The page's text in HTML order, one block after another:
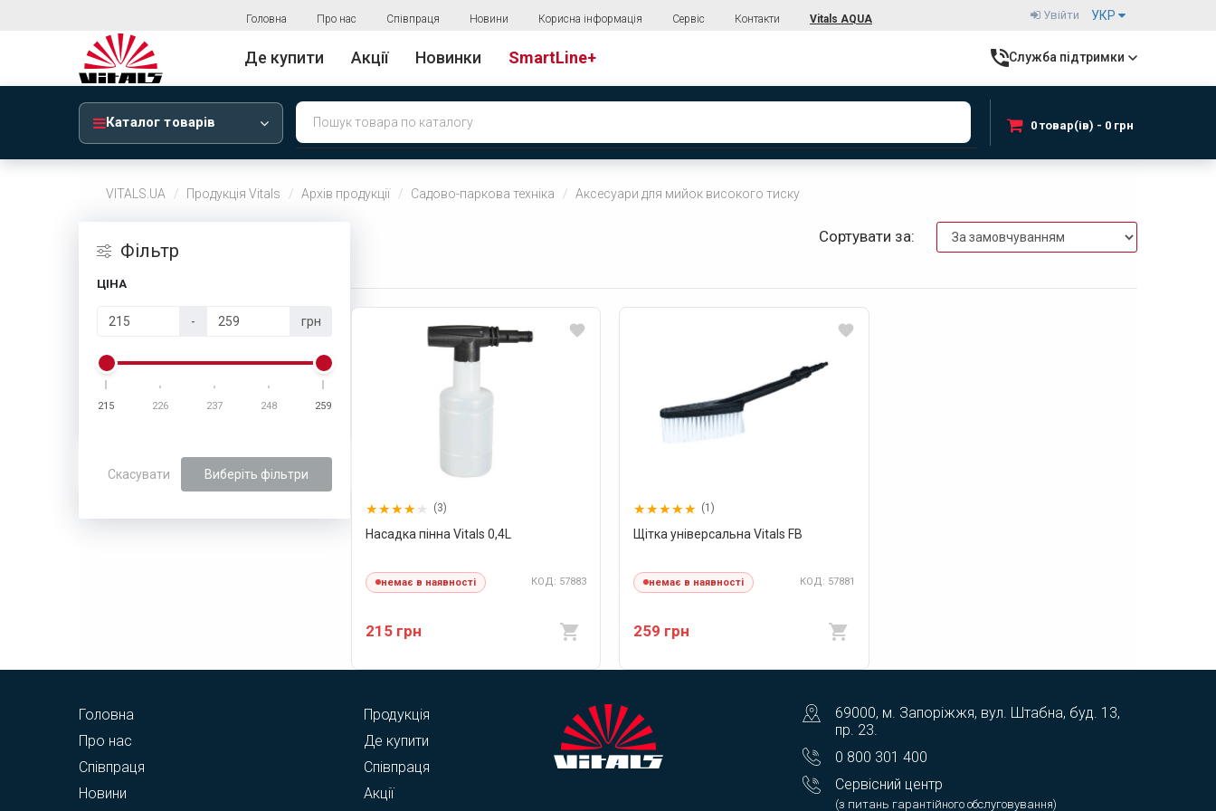
Головна Про нас Співпраця Новини Корисна інформація Сервіс Контакти Vitals AQUA УКР
Увійти
Де купити Акції Новинки SmartLine+ Служба підтримки
Каталог товарів 0 товар(ів) - 0 грн
VITALS.UA Продукція Vitals Архів продукції Садово-паркова техніка Аксесуари для мийок високого тиску
Фiльтр
ЦІНА
- грн
215 226 237 248 259
Скасувати Виберіть фільтри
Сортувати за:
(3)
Насадка пінна Vitals 0,4L
немає в наявності КОД: 57883
215 грн
(1)
Щітка універсальна Vitals FB
немає в наявності КОД: 57881
259 грн
Головна
Про нас
Співпраця
Новини
Продукція
Де купити
Співпраця
Акції
69000, м. Запоріжжя, вул. Штабна, буд. 13,
пр. 23.
0 800 301 400
Сервісний центр
(з питань гарантійного обслуговування)